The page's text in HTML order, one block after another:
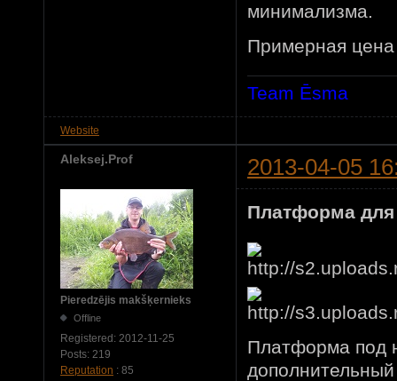
минимализма.
Примерная
Team Ēsma
Website
Aleksej.Prof 2013-04-05
Pieredzējis makšķernieks
Offline
Registered: 2012-11-25
Posts: 219
Reputation : 85
Платформа для
Платформа под